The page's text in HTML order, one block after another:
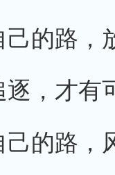
的路，
，才有
的路，